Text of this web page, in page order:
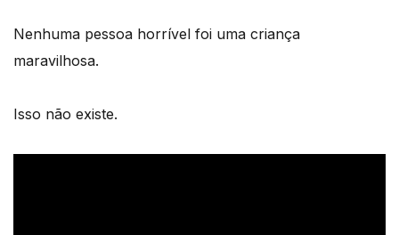
Nenhuma pessoa horrível foi uma criança
maravilhosa.
Isso não existe.